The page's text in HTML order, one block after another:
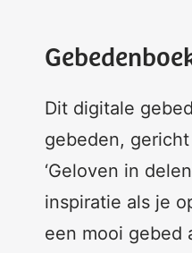
Dit digitale
gebeden,
‘Geloven in
inspiratie als je
een mooi gebed